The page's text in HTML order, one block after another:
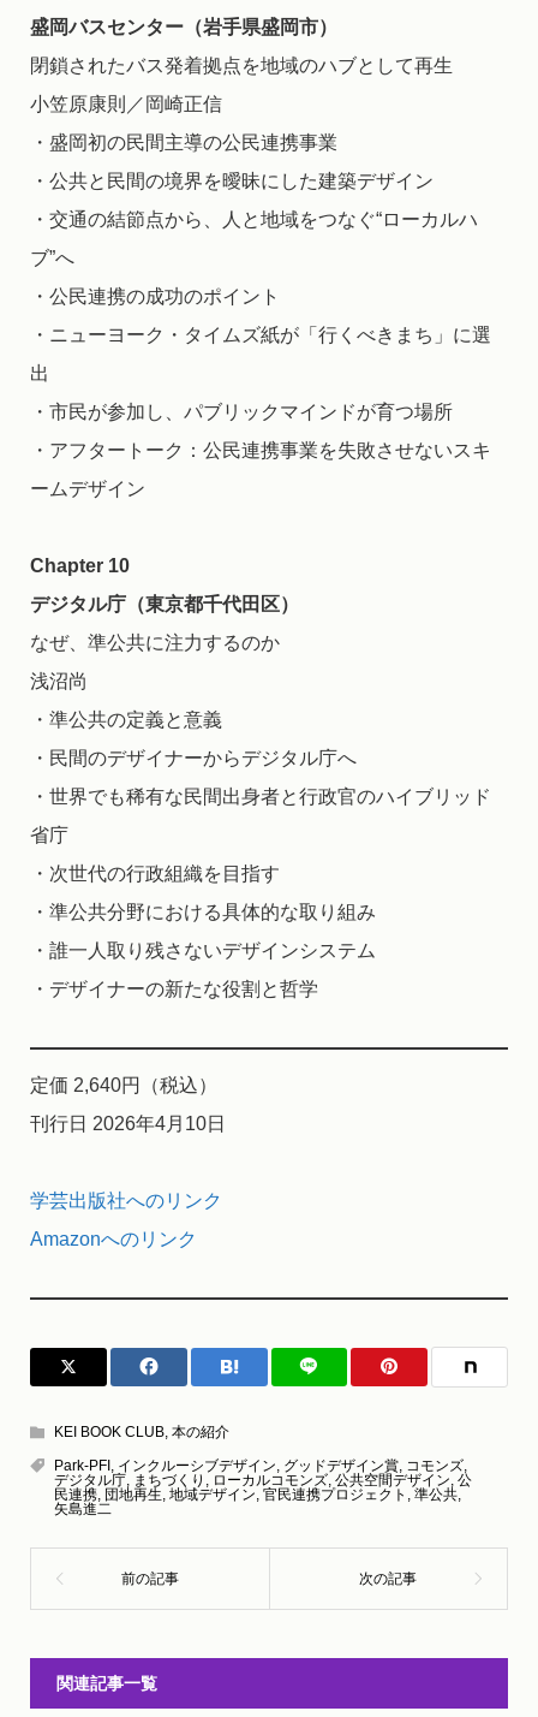
盛岡バスセンター（岩手県盛岡市）
閉鎖されたバス発着拠点を地域のハブとして再生
小笠原康則／岡崎正信
・盛岡初の民間主導の公民連携事業
・公共と民間の境界を曖昧にした建築デザイン
・交通の結節点から、人と地域をつなぐ“ローカルハ
ブ”へ
・公民連携の成功のポイント
・ニューヨーク・タイムズ紙が「行くべきまち」に選
出
・市民が参加し、パブリックマインドが育つ場所
・アフタートーク：公民連携事業を失敗させないスキ
ームデザイン
Chapter 10
デジタル庁（東京都千代田区）
なぜ、準公共に注力するのか
浅沼尚
・準公共の定義と意義
・民間のデザイナーからデジタル庁へ
・世界でも稀有な民間出身者と行政官のハイブリッド
省庁
・次世代の行政組織を目指す
・準公共分野における具体的な取り組み
・誰一人取り残さないデザインシステム
・デザイナーの新たな役割と哲学
定価 2,640円（税込）
刊行日 2026年4月10日
学芸出版社へのリンク
Amazonへのリンク
KEI BOOK CLUB, 本の紹介
Park-PFI, インクルーシブデザイン, グッドデザイン賞, コモンズ,
デジタル庁, まちづくり , ローカルコモンズ, 公共空間デザイン, 公
民連携, 団地再生, 地域デザイン, 官民連携プロジェクト , 準公共,
矢島進二
関連記事一覧